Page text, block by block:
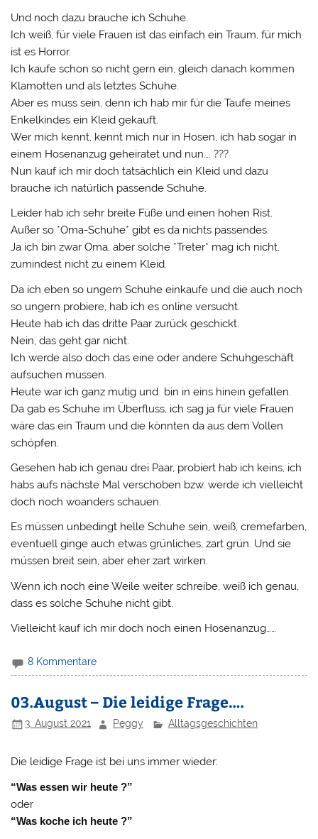
Und noch dazu brauche ich Schuhe.
Ich weiß, für viele Frauen ist das einfach ein Traum, für mich
ist es Horror.
Ich kaufe schon so nicht gern ein, gleich danach kommen
Klamotten und als letztes Schuhe.
Aber es muss sein, denn ich hab mir für die Taufe meines
Enkelkindes ein Kleid gekauft.
Wer mich kennt, kennt mich nur in Hosen, ich hab sogar in
einem Hosenanzug geheiratet und nun…. ???
Nun kauf ich mir doch tatsächlich ein Kleid und dazu
brauche ich natürlich passende Schuhe.
Leider hab ich sehr breite Füße und einen hohen Rist.
Außer so *Oma-Schuhe* gibt es da nichts passendes.
Ja ich bin zwar Oma, aber solche *Treter* mag ich nicht,
zumindest nicht zu einem Kleid.
Da ich eben so ungern Schuhe einkaufe und die auch noch
so ungern probiere, hab ich es online versucht.
Heute hab ich das dritte Paar zurück geschickt.
Nein, das geht gar nicht.
Ich werde also doch das eine oder andere Schuhgeschäft
aufsuchen müssen.
Heute war ich ganz mutig und bin in eins hinein gefallen.
Da gab es Schuhe im Überfluss, ich sag ja für viele Frauen
wäre das ein Traum und die könnten da aus dem Vollen
schöpfen.
Gesehen hab ich genau drei Paar, probiert hab ich keins, ich
habs aufs nächste Mal verschoben bzw. werde ich vielleicht
doch noch woanders schauen.
Es müssen unbedingt helle Schuhe sein, weiß, cremefarben,
eventuell ginge auch etwas grünliches, zart grün. Und sie
müssen breit sein, aber eher zart wirken.
Wenn ich noch eine Weile weiter schreibe, weiß ich genau,
dass es solche Schuhe nicht gibt.
Vielleicht kauf ich mir doch noch einen Hosenanzug……
8 Kommentare
03.August – Die leidige Frage….
3. August 2021 Peggy Alltagsgeschichten
Die leidige Frage ist bei uns immer wieder:
“Was essen wir heute ?”
oder
“Was koche ich heute ?”